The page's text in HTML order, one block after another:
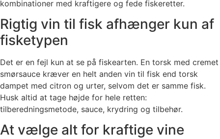
kombinationer med kraftigere og fede fiskeretter.
Rigtig vin til fisk afhænger kun af
fisketypen
Det er en fejl kun at se på fiskearten. En torsk med cremet
smørsauce kræver en helt anden vin til fisk end torsk
dampet med citron og urter, selvom det er samme fisk.
Husk altid at tage højde for hele retten:
tilberedningsmetode, sauce, krydring og tilbehør.
At vælge alt for kraftige vine